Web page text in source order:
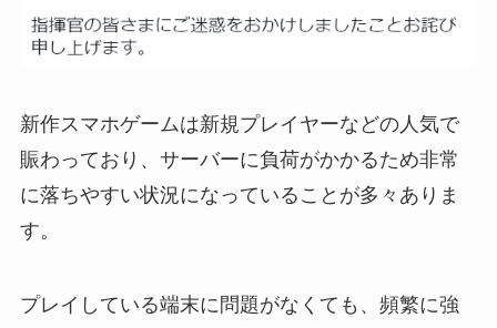
新作スマホゲームは新規プレイヤーなどの人気で
賑わっており、サーバーに負荷がかかるため非常
に落ちやすい状況になっていることが多々ありま
す。
プレイしている端末に問題がなくても、頻繁に強